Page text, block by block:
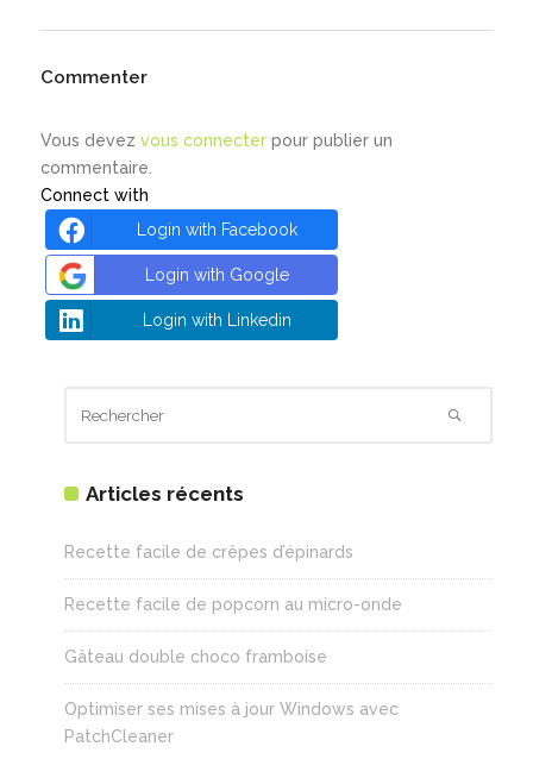
Commenter
Vous devez vous connecterpour publier un
commentaire.
Connect with
Login with Facebook
Login with Google
Login with Linkedin
Articles récents
Recette facile de crêpes d’épinards
Recette facile de popcorn au micro-onde
Gâteau double choco framboise
Optimiser ses mises à jour Windows avec
PatchCleaner